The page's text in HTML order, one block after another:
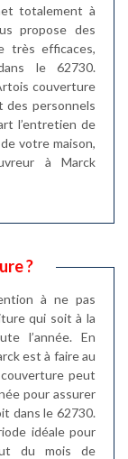
totalement à
propose des
très efficaces,
le 62730.
couverture
des personnels
l’entretien de
votre maison,
à Marck
?
à ne pas
qui soit à la
l’année. En
est à faire au
peut
pour assurer
dans le 62730.
idéale pour
du mois de